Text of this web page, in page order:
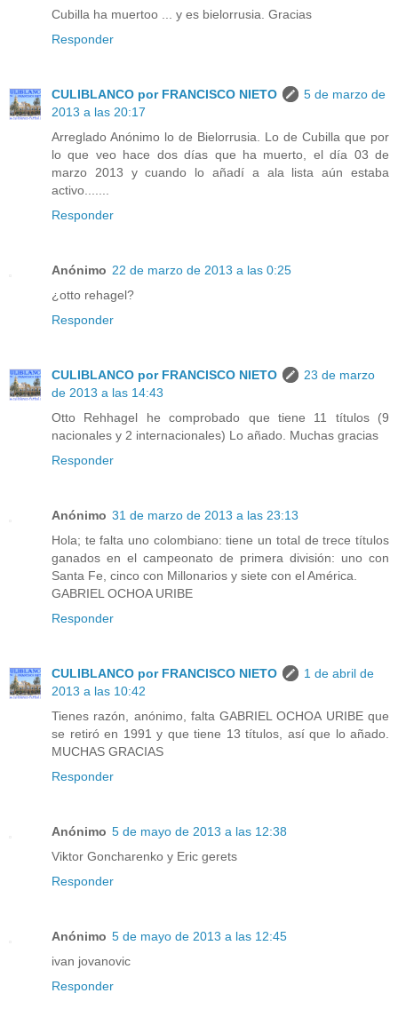
Cubilla ha muertoo ... y es bielorrusia. Gracias
Responder
CULIBLANCO por FRANCISCO NIETO
5 de marzo de
2013 a las 20:17
Arreglado Anónimo lo de Bielorrusia. Lo de Cubilla que por
lo que veo hace dos días que ha muerto, el día 03 de
marzo 2013 y cuando lo añadí a ala lista aún estaba
activo.......
Responder
Anónimo 22 de marzo de 2013 a las 0:25
¿otto rehagel?
Responder
CULIBLANCO por FRANCISCO NIETO
23 de marzo
de 2013 a las 14:43
Otto Rehhagel he comprobado que tiene 11 títulos (9
nacionales y 2 internacionales) Lo añado. Muchas gracias
Responder
Anónimo 31 de marzo de 2013 a las 23:13
Hola; te falta uno colombiano: tiene un total de trece títulos
ganados en el campeonato de primera división: uno con
Santa Fe, cinco con Millonarios y siete con el América.
GABRIEL OCHOA URIBE
Responder
CULIBLANCO por FRANCISCO NIETO
1 de abril de
2013 a las 10:42
Tienes razón, anónimo, falta GABRIEL OCHOA URIBE que
se retiró en 1991 y que tiene 13 títulos, así que lo añado.
MUCHAS GRACIAS
Responder
Anónimo 5 de mayo de 2013 a las 12:38
Viktor Goncharenko y Eric gerets
Responder
Anónimo 5 de mayo de 2013 a las 12:45
ivan jovanovic
Responder